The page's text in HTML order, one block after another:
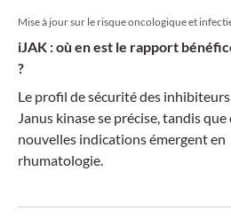
Mise à jour sur le risque oncologique et
iJAK : où en est le rapport
?
Le profil de sécurité des
Janus kinase se précise, tandis que
nouvelles indications émergent en
rhumatologie.